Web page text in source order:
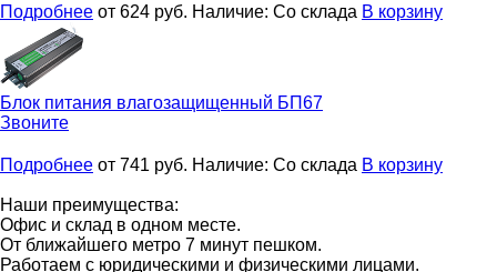
Подробнее от 624 руб. Наличие: Со склада В корзину
Блок питания влагозащищенный БП67
Звоните
Подробнее от 741 руб. Наличие: Со склада В корзину
Наши преимущества:
Офис и склад в одном месте.
От ближайшего метро 7 минут пешком.
Работаем с юридическими и физическими лицами.